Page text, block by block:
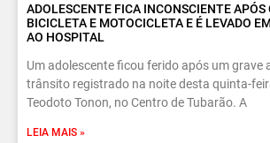
ADOLESCENTE FICA INCONSCIENTE APÓS
BICICLETA E MOTOCICLETA E É LEVADO
AO HOSPITAL
Um adolescente ficou ferido após um grave
trânsito registrado na noite desta quinta-
Teodoto Tonon, no Centro de Tubarão. A
LEIA MAIS »